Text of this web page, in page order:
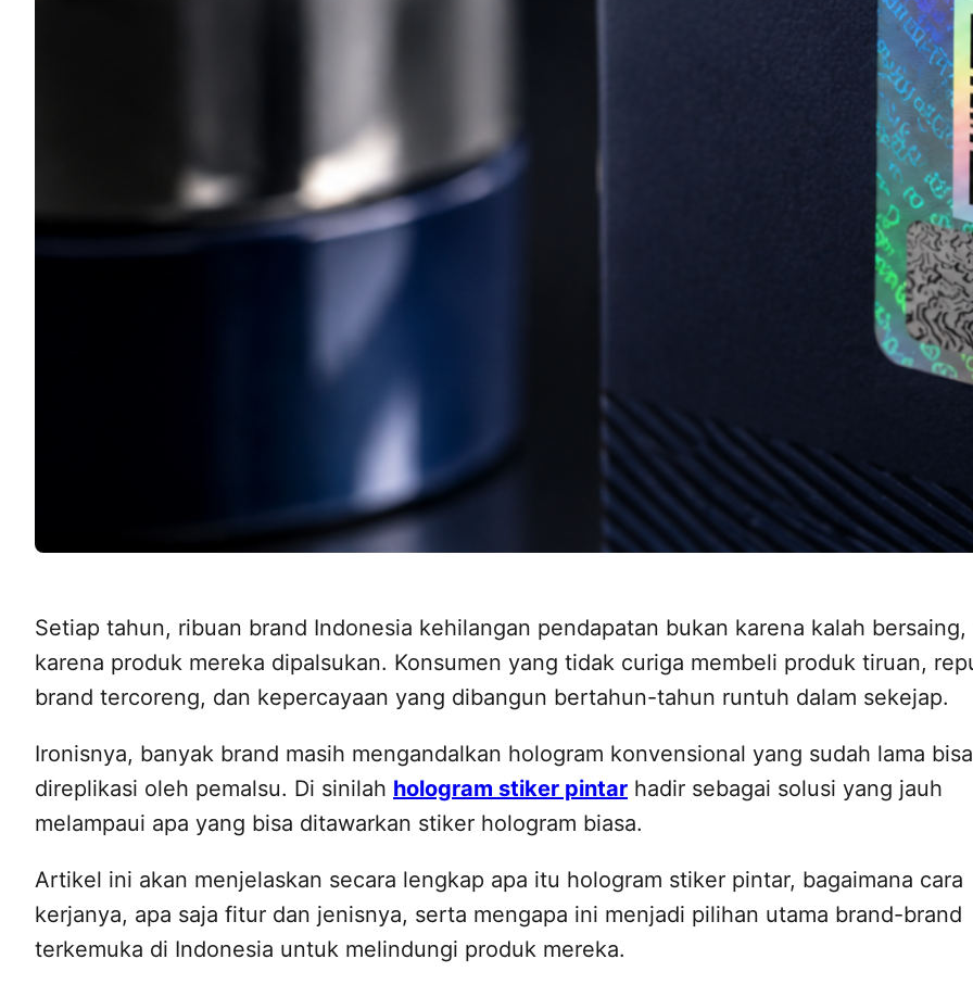
Setiap tahun, ribuan brand Indonesia kehilangan pendapatan bukan karena kalah bersaing,
karena produk mereka dipalsukan. Konsumen yang tidak curiga membeli produk tiruan,
brand tercoreng, dan kepercayaan yang dibangun bertahun-tahun runtuh dalam sekejap.
Ironisnya, banyak brand masih mengandalkan hologram konvensional yang sudah lama bisa
direplikasi oleh pemalsu. Di sinilah hologram stiker pintar hadir sebagai solusi yang jauh
melampaui apa yang bisa ditawarkan stiker hologram biasa.
Artikel ini akan menjelaskan secara lengkap apa itu hologram stiker pintar, bagaimana cara
kerjanya, apa saja fitur dan jenisnya, serta mengapa ini menjadi pilihan utama brand-brand
terkemuka di Indonesia untuk melindungi produk mereka.